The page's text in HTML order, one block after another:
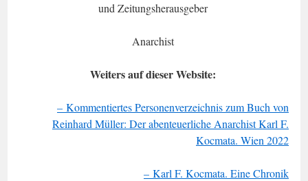
und Zeitungsherausgeber
Anarchist
Weiters auf dieser Website:
– Kommentiertes Personenverzeichnis zum Buch von
Reinhard Müller: Der abenteuerliche Anarchist Karl F.
Kocmata. Wien 2022
– Karl F. Kocmata. Eine Chronik